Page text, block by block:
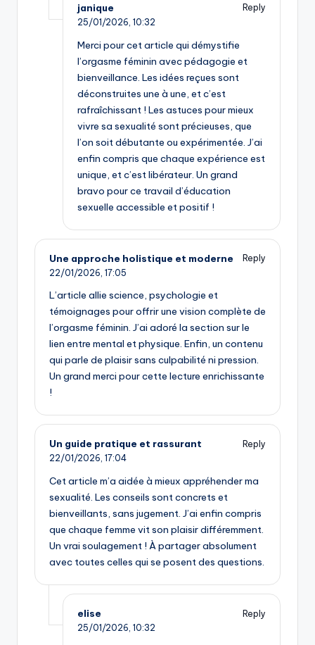
janique
Reply
25/01/2026, 10:32
Merci pour cet article qui démystifie
l’orgasme féminin avec pédagogie et
bienveillance. Les idées reçues sont
déconstruites une à une, et c’est
rafraîchissant ! Les astuces pour mieux
vivre sa sexualité sont précieuses, que
l’on soit débutante ou expérimentée. J’ai
enfin compris que chaque expérience est
unique, et c’est libérateur. Un grand
bravo pour ce travail d’éducation
sexuelle accessible et positif !
Une approche holistique et moderne
Reply
22/01/2026, 17:05
L’article allie science, psychologie et
témoignages pour offrir une vision complète de
l’orgasme féminin. J’ai adoré la section sur le
lien entre mental et physique. Enfin, un contenu
qui parle de plaisir sans culpabilité ni pression.
Un grand merci pour cette lecture enrichissante
!
Un guide pratique et rassurant
Reply
22/01/2026, 17:04
Cet article m’a aidée à mieux appréhender ma
sexualité. Les conseils sont concrets et
bienveillants, sans jugement. J’ai enfin compris
que chaque femme vit son plaisir différemment.
Un vrai soulagement ! À partager absolument
avec toutes celles qui se posent des questions.
elise
Reply
25/01/2026, 10:32